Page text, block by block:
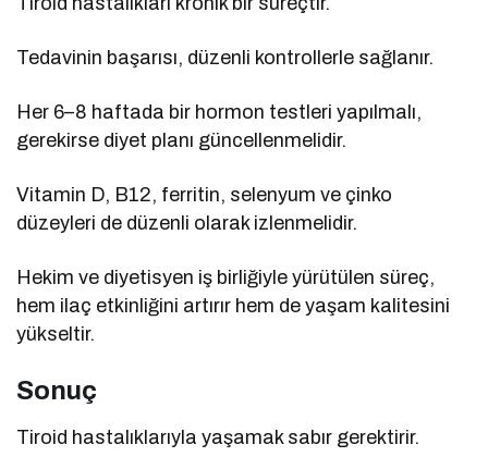
Tedavinin başarısı, düzenli kontrollerle sağlanır.
Her 6–8 haftada bir hormon testleri yapılmalı,
gerekirse diyet planı güncellenmelidir.
Vitamin D, B12, ferritin, selenyum ve çinko
düzeyleri de düzenli olarak izlenmelidir.
Hekim ve diyetisyen iş birliğiyle yürütülen süreç,
hem ilaç etkinliğini artırır hem de yaşam kalitesini
yükseltir.
Sonuç
Tiroid hastalıklarıyla yaşamak sabır gerektirir.